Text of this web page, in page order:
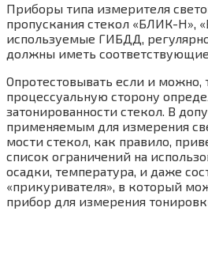
Приборы типа измерителя
пропускания стекол «БЛИК-Н»,
используемые ГИБДД,
должны иметь
Опротестовывать если и можно,
процессуальную сторону
затонированности стекол. В
применяемым для измерения
мости стекол, как правило,
список ограничений на
осадки, температура, и даже
«прикуривателя», в который
прибор для измерения